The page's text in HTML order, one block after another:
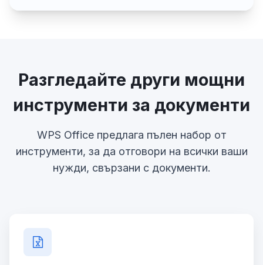
Разгледайте други мощни
инструменти за документи
WPS Office предлага пълен набор от
инструменти, за да отговори на всички ваши
нужди, свързани с документи.